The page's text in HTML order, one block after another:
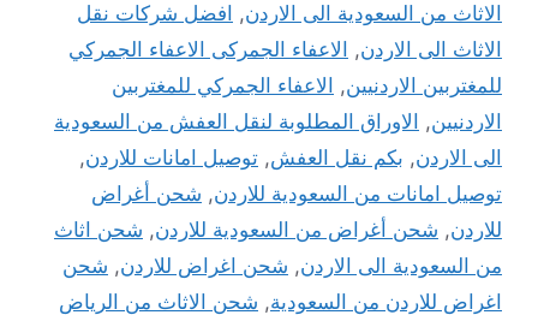
الاثاث من السعودية الى الاردن, افضل شركات نقل
الاثاث الى الاردن,
الاعفاء الجمركى الاعفاء الجمركي
للمغتربين الاردنيين,
الاعفاء الجمركي للمغتربين
الاردنيين,
الاوراق المطلوبة لنقل العفش من السعودية
الى الاردن, بكم نقل العفش, توصيل امانات للاردن,
توصيل امانات من السعودية للاردن, شحن أغراض
للاردن, شحن أغراض من السعودية للاردن, شحن اثاث
من السعودية الى الاردن, شحن اغراض للاردن, شحن
اغراض للاردن من السعودية, شحن الاثاث من الرياض